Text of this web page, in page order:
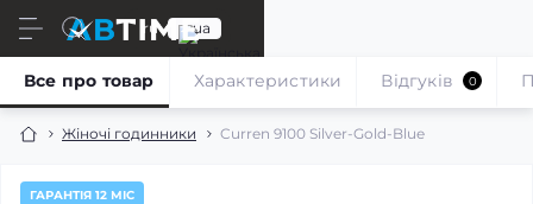
ru ua
Жіночі годинники Curren 9100 Silver-Gold-Blue
Все про товар Характеристики Відгуків 0
ГАРАНТІЯ 12 МІС